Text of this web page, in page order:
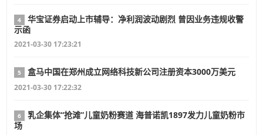
4
华宝证券启动上市辅导：净利润波动剧烈 曾因业务违规收警
示函
2021-03-30 17:23:21
5 盒马中国在郑州成立网络科技新公司注册资本3000万美元
2021-03-30 17:22:32
6
乳企集体“抢滩”儿童奶粉赛道 海普诺凯1897发力儿童奶粉市
场